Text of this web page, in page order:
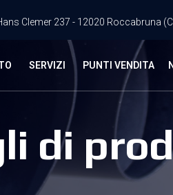
Clemer 237 - 12020 Roccabruna
SERVIZI PUNTI VENDITA
di